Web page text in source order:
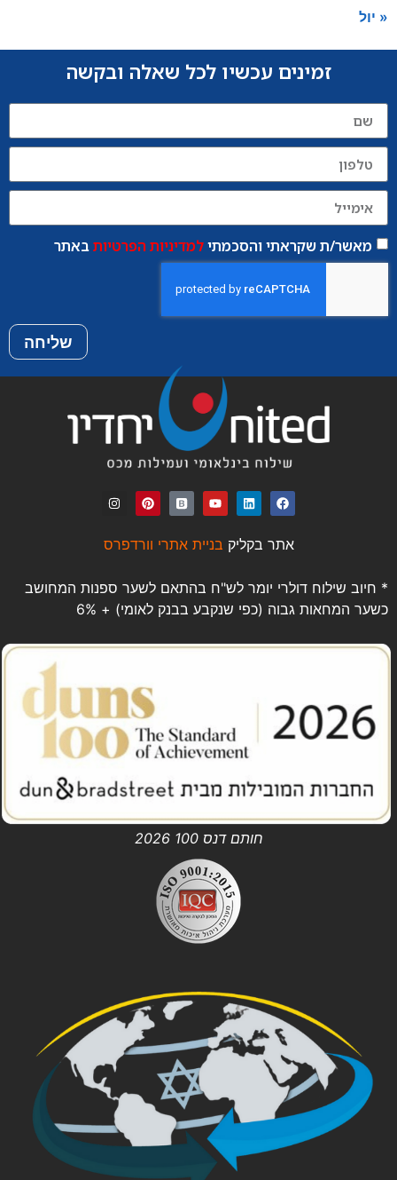
« יול
זמינים עכשיו לכל שאלה ובקשה
מאשר/ת שקראתי והסכמתילמדיניות הפרטיותבאתר
שליחה
אתר בקליק בניית אתרי וורדפרס
* חיוב שילוח דולרי יומר לש"ח בהתאם לשער ספנות המחושב
כשער המחאות גבוה (כפי שנקבע בבנק לאומי) + 6%
חותם דנס 100 2026